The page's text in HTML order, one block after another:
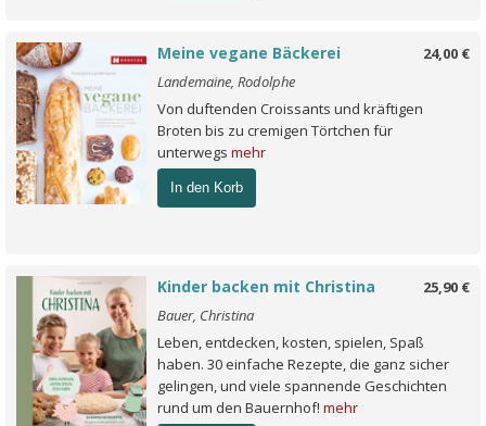
24,00 €
Meine vegane Bäckerei
Landemaine, Rodolphe
Von duftenden Croissants und kräftigen
Broten bis zu cremigen Törtchen für
unterwegs mehr
In den Korb
25,90 €
Kinder backen mit Christina
Bauer, Christina
Leben, entdecken, kosten, spielen, Spaß
haben. 30 einfache Rezepte, die ganz sicher
gelingen, und viele spannende Geschichten
rund um den Bauernhof! mehr